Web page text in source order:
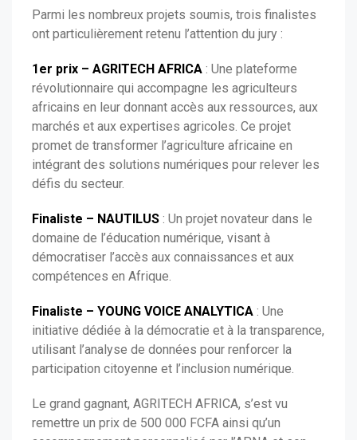
Parmi les nombreux projets soumis, trois finalistes
ont particulièrement retenu l’attention du jury :
1er prix – AGRITECH AFRICA : Une plateforme
révolutionnaire qui accompagne les agriculteurs
africains en leur donnant accès aux ressources, aux
marchés et aux expertises agricoles. Ce projet
promet de transformer l’agriculture africaine en
intégrant des solutions numériques pour relever les
défis du secteur.
Finaliste – NAUTILUS : Un projet novateur dans le
domaine de l’éducation numérique, visant à
démocratiser l’accès aux connaissances et aux
compétences en Afrique.
Finaliste – YOUNG VOICE ANALYTICA : Une
initiative dédiée à la démocratie et à la transparence,
utilisant l’analyse de données pour renforcer la
participation citoyenne et l’inclusion numérique.
Le grand gagnant, AGRITECH AFRICA, s’est vu
remettre un prix de 500 000 FCFA ainsi qu’un